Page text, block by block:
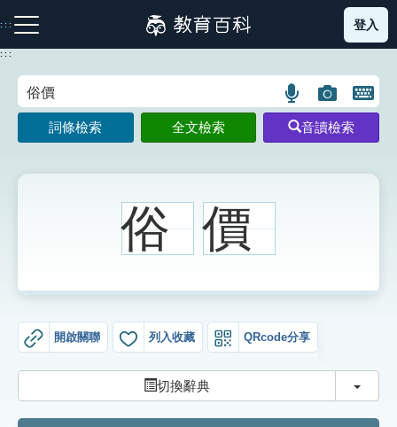
到
主
:::
注音索引圖示 筆畫索引圖示 部首索引表圖示
生字詞彙表
登入
:::
語
言
搜
圖
片
搜
開
鍵
圖
詞條檢索 全文檢索 音讀檢索
俗 價
開啟關聯 列入收藏 QRcode分享
切換辭典 切換